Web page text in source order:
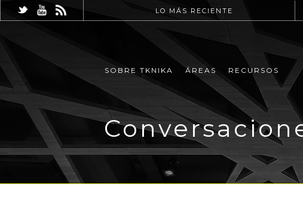
LO MÁS RECIENTE
SOBRE TKNIKA ÁREAS RECURSOS